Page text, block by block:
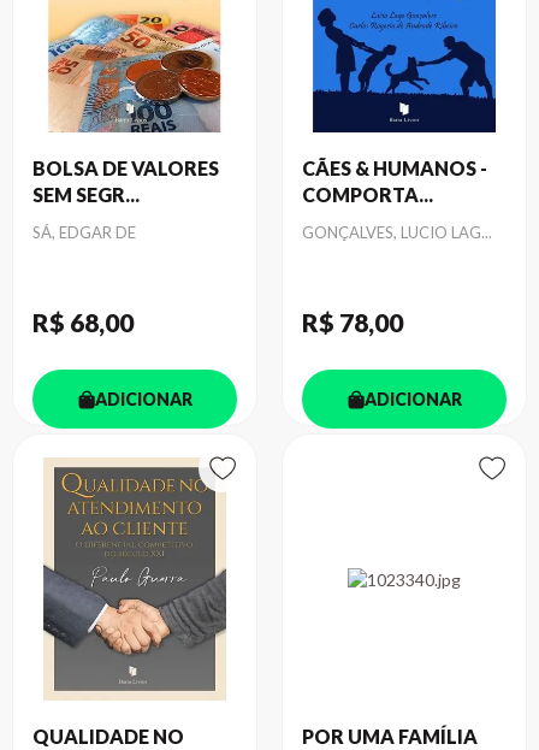
BOLSA DE VALORES
SEM SEGR...
Autor
SÁ, EDGAR DE
R$ 68,00
ADICIONAR
CÃES & HUMANOS -
COMPORTA...
Autor
GONÇALVES, LUCIO LAG...
R$ 78,00
ADICIONAR
QUALIDADE NO
POR UMA FAMÍLIA